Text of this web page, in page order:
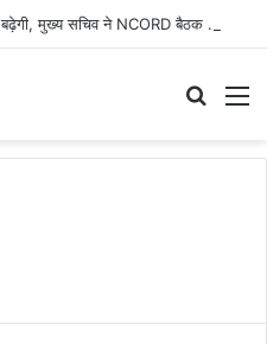
उत्तराखंड में ड्रग्स के खिलाफ सख्ती बढ़ेगी, मुख्य सचिव ने NCORD बैठक में दिए कड़े निर्देश